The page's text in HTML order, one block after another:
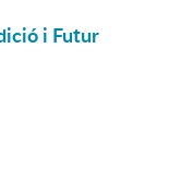
i Futur